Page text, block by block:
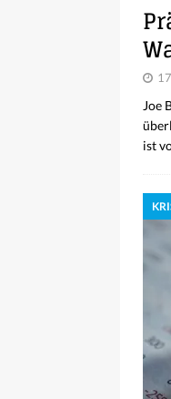
Joe
ist